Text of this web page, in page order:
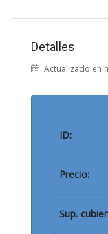
Detalles
Actualizado en
ID:
Precio:
Sup.